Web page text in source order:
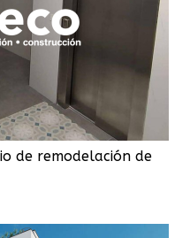
de remodelación de